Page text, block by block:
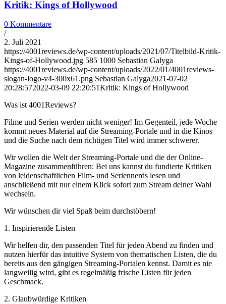
Kritik: Kings of Hollywood
0 Kommentare
/
2. Juli 2021
https://4001reviews.de/wp-content/uploads/2021/07/Titelbild-Kritik-
Kings-of-Hollywood.jpg 585 1000 Sebastian Galyga
https://4001reviews.de/wp-content/uploads/2022/01/4001reviews-
slogan-logo-v4-300x61.png Sebastian Galyga2021-07-02
20:28:572022-03-09 22:20:51Kritik: Kings of Hollywood
Was ist 4001Reviews?
Filme und Serien werden nicht weniger! Im Gegenteil, jede Woche
kommt neues Material auf die Streaming-Portale und in die Kinos
und die Suche nach dem richtigen Titel wird immer schwerer.
Wir wollen die Welt der Streaming-Portale und die der Online-
Magazine zusammenführen: Bei uns kannst du fundierte Kritiken
von leidenschaftlichen Film- und Seriennerds lesen und
anschließend mit nur einem Klick sofort zum Stream deiner Wahl
wechseln.
Wir wünschen dir viel Spaß beim durchstöbern!
1. Inspirierende Listen
Wir helfen dir, den passenden Titel für jeden Abend zu finden und
nutzen hierfür das intuitive System von thematischen Listen, die du
bereits aus den gängigen Streaming-Portalen kennst. Damit es nie
langweilig wird, gibt es regelmäßig frische Listen für jeden
Geschmack.
2. Glaubwürdige Kritiken